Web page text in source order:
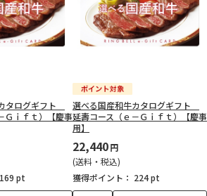
タログギフト
Ｇｉｆｔ）【慶事
169 pt
選べる国産和牛カタログギフト
延壽コース（ｅ－Ｇｉｆｔ）【慶事
用】
22,440円
(送料・税込)
獲得ポイント： 224 pt